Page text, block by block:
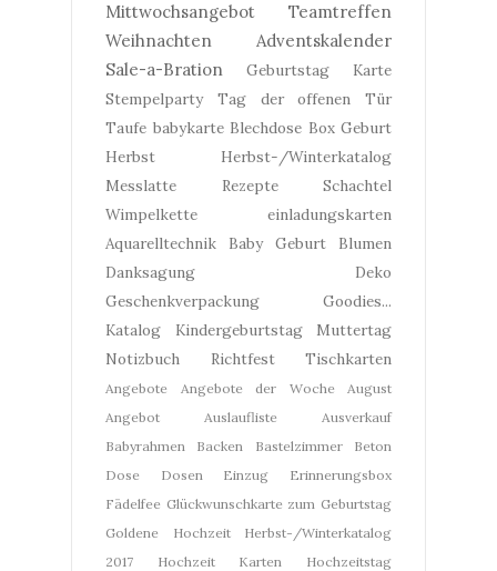
Mittwochsangebot
Teamtreffen
Weihnachten
Adventskalender
Sale-a-Bration
Geburtstag
Karte
Stempelparty
Tag der offenen Tür
Taufe babykarte Blechdose Box Geburt
Herbst
Herbst-/Winterkatalog
Messlatte
Rezepte
Schachtel
Wimpelkette
einladungskarten
Aquarelltechnik
Baby Geburt
Blumen
Danksagung
Deko
Geschenkverpackung
Goodies...
Katalog
Kindergeburtstag
Muttertag
Notizbuch
Richtfest Tischkarten
Angebote Angebote der Woche
August
Angebot
Auslaufliste
Ausverkauf
Babyrahmen
Backen Bastelzimmer
Beton
Dose
Dosen Einzug
Erinnerungsbox
Fädelfee Glückwunschkarte zum Geburtstag
Goldene Hochzeit
Herbst-/Winterkatalog
2017
Hochzeit Karten
Hochzeitstag